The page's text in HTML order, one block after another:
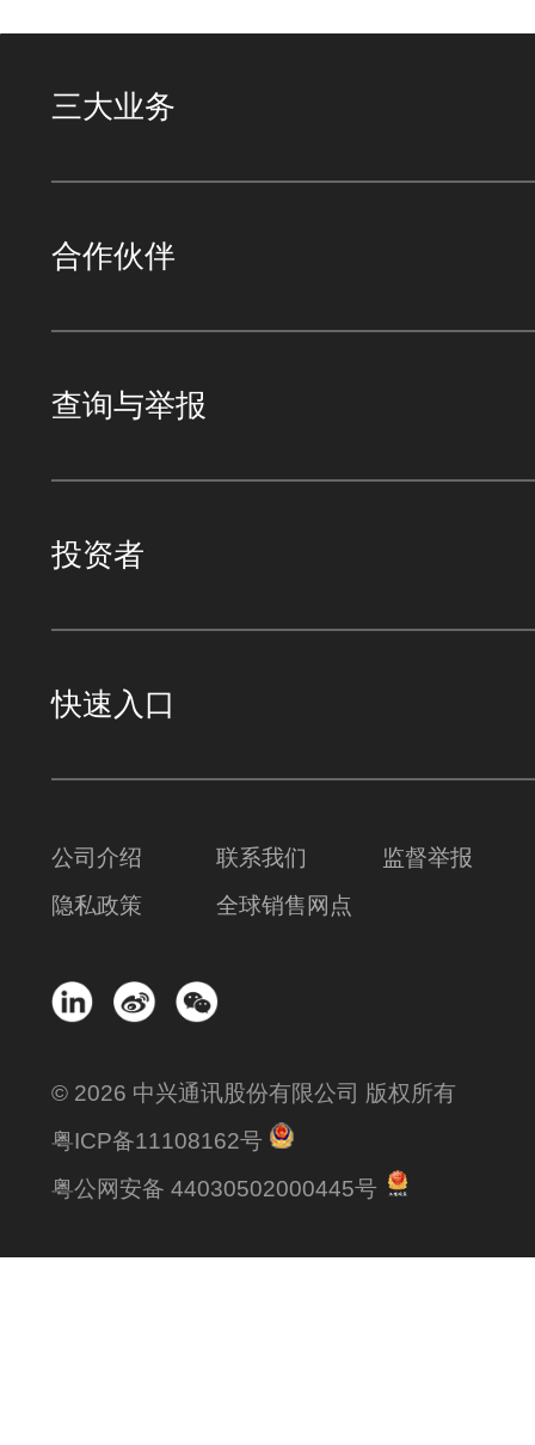
三大业务
合作伙伴
查询与举报
投资者
快速入口
公司介绍 联系我们
监督举报
隐私政策
全球销售网点
© 2026 中兴通讯股份有限公司 版权所有
粤ICP备11108162号
粤公网安备 44030502000445号